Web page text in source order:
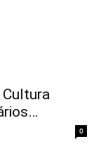
Cultura
0